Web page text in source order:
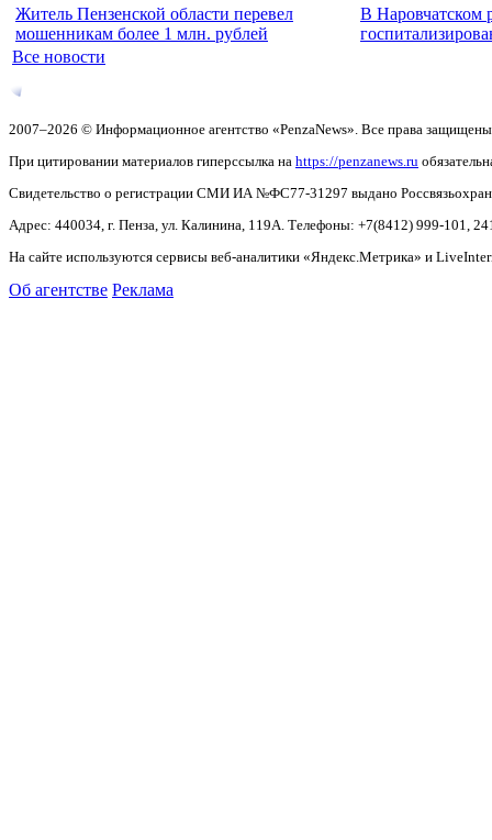
Житель Пензенской области перевел
мошенникам более 1 млн. рублей
В Наровчатском
Все новости
2007–2026 © Информационное агентство «PenzaNews». Все права
При цитировании материалов гиперссылка на https://penzanews.ru
Свидетельство о регистрации СМИ ИА №ФС77-31297 выдано
Адрес: 440034, г. Пенза, ул. Калинина, 119А. Телефоны: +7(8412) 999-101,
На сайте используются сервисы веб-аналитики «Яндекс.Метрика» и
Об агентстве Реклама